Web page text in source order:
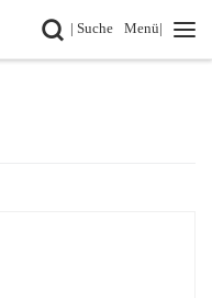
| SucheSearch
Menü|